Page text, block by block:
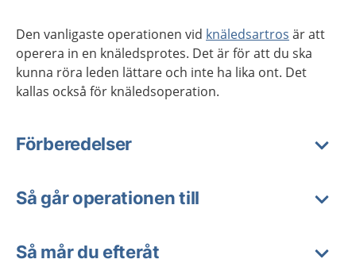
Den vanligaste operationen vid knäledsartros är att
operera in en knäledsprotes. Det är för att du ska
kunna röra leden lättare och inte ha lika ont. Det
kallas också för knäledsoperation.
Förberedelser
Så går operationen till
Så mår du efteråt